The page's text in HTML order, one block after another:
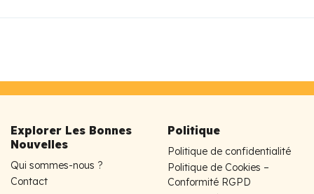
Explorer Les Bonnes
Nouvelles
Qui sommes-nous ?
Contact
Politique
Politique de confidentialité
Politique de Cookies –
Conformité RGPD